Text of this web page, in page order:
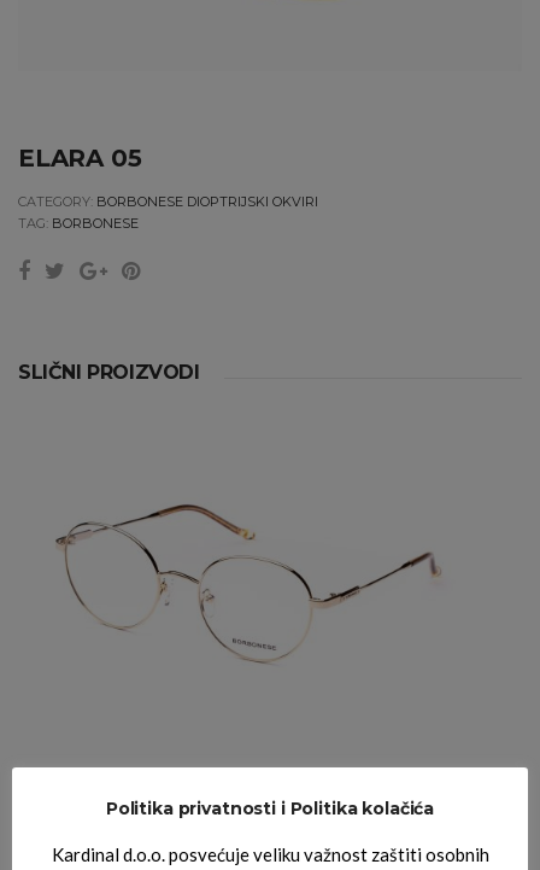
ELARA 05
CATEGORY: BORBONESE DIOPTRIJSKI OKVIRI
TAG: BORBONESE
SLIČNI PROIZVODI
BORBONESE ORIONE 10
Politika privatnosti i Politika kolačića
Kardinal d.o.o. posvećuje veliku važnost zaštiti osobnih